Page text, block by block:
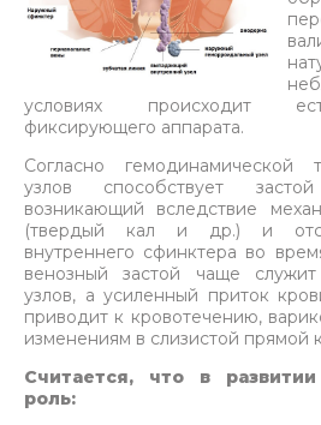
условиях происходит
фиксирующего аппарата.
Согласно гемодинамической
узлов способствует
возникающий вследствие
(твердый кал и др.) и
внутреннего сфинктера во
венозный застой чаще
узлов, а усиленный приток
приводит к кровотечению,
изменениям в слизистой прямой
Считается, что в
роль: